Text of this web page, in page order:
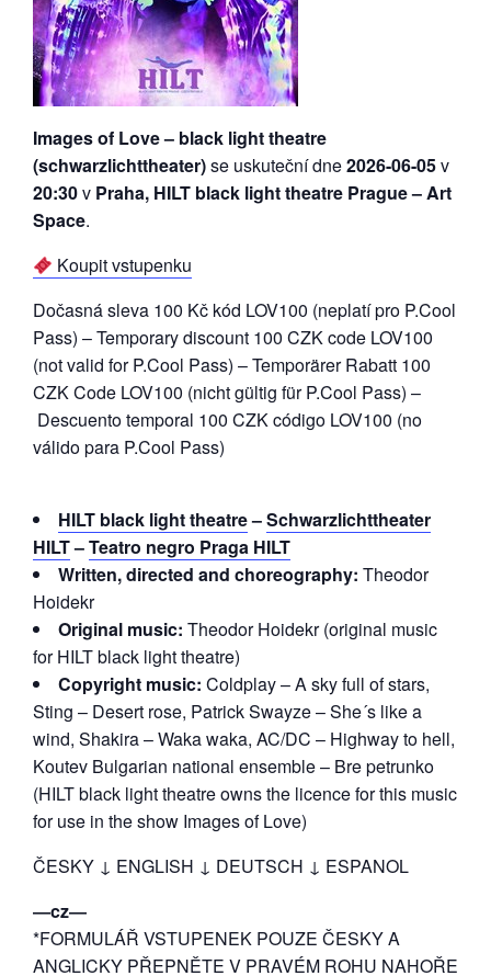
Images of Love – black light theatre
(schwarzlichttheater)se uskuteční dne2026-06-05v
20:30v Praha, HILT black light theatre Prague – Art
Space.
Koupit vstupenku
Dočasná sleva 100 Kč kód LOV100 (neplatí pro P.Cool
Pass) – Temporary discount 100 CZK code LOV100
(not valid for P.Cool Pass) – Temporärer Rabatt 100
CZK Code LOV100 (nicht gültig für P.Cool Pass) –
Descuento temporal 100 CZK código LOV100 (no
válido para P.Cool Pass)
HILT black light theatre–Schwarzlichttheater
HILT–Teatro negro Praga HILT
Written, directed and choreography: Theodor
Hoidekr
Original music: Theodor Hoidekr (original music
for HILT black light theatre)
Copyright music: Coldplay – A sky full of stars,
Sting – Desert rose, Patrick Swayze – She´s like a
wind, Shakira – Waka waka, AC/DC – Highway to hell,
Koutev Bulgarian national ensemble – Bre petrunko
(HILT black light theatre owns the licence for this music
for use in the show Images of Love)
ČESKY ↓ ENGLISH ↓ DEUTSCH ↓ ESPANOL
―cz―
*FORMULÁŘ VSTUPENEK POUZE ČESKY A
ANGLICKY PŘEPNĚTE V PRAVÉM ROHU NAHOŘE